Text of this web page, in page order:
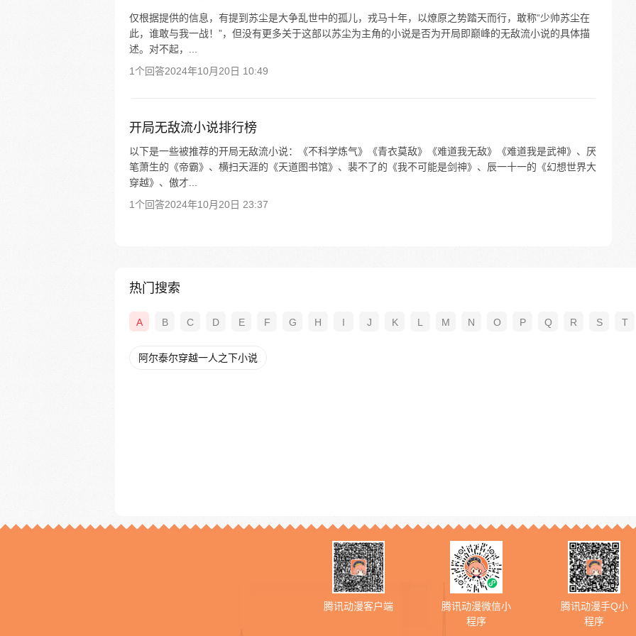
仅根据提供的信息，有提到苏尘是大争乱世中的孤儿，戎马十年，以燎原之势踏天而行，敢称“少帅苏尘在
此，谁敢与我一战！”，但没有更多关于这部以苏尘为主角的小说是否为开局即巅峰的无敌流小说的具体描
述。对不起，...
1个回答2024年10月20日 10:49
开局无敌流小说排行榜
以下是一些被推荐的开局无敌流小说：《不科学炼气》《青衣莫敌》《难道我无敌》《难道我是武神》、厌
笔萧生的《帝霸》、横扫天涯的《天道图书馆》、裴不了的《我不可能是剑神》、辰一十一的《幻想世界大
穿越》、傲才...
1个回答2024年10月20日 23:37
热门搜索
A B C D E F G H I J K L M N O P Q R S T
阿尔泰尔穿越一人之下小说
腾讯动漫客户端
腾讯动漫微信小
程序
腾讯动漫手Q小
程序